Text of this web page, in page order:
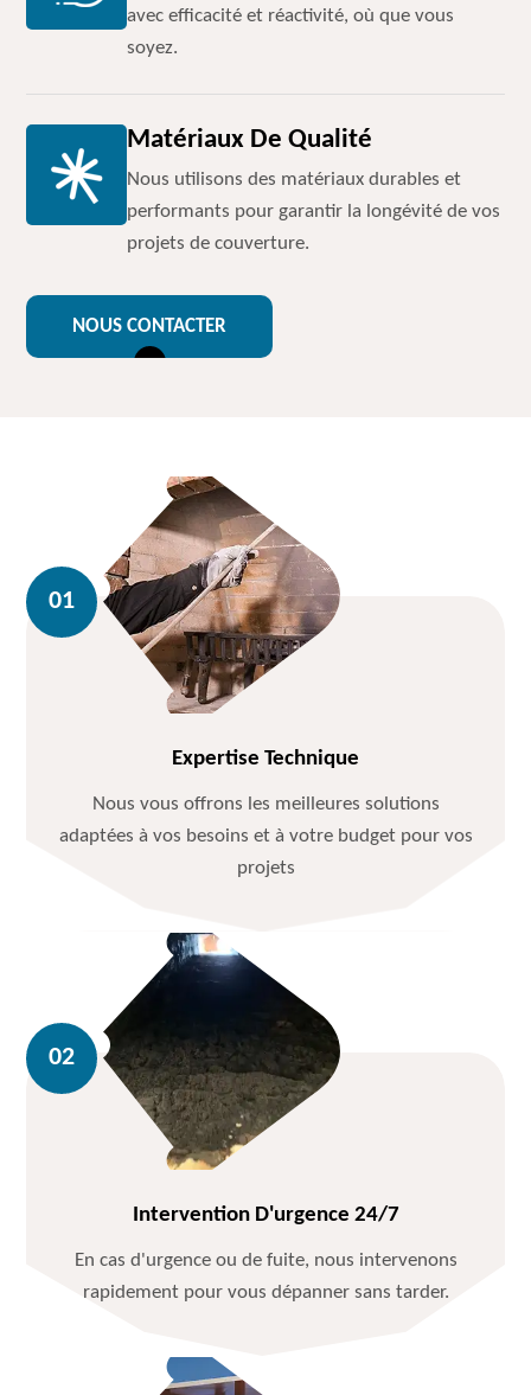
avec efficacité et réactivité, où que vous
soyez.
Matériaux De Qualité
Nous utilisons des matériaux durables et
performants pour garantir la longévité de vos
projets de couverture.
NOUS CONTACTER
Expertise Technique
Nous vous offrons les meilleures solutions
adaptées à vos besoins et à votre budget pour vos
projets
Intervention D'urgence 24/7
En cas d'urgence ou de fuite, nous intervenons
rapidement pour vous dépanner sans tarder.